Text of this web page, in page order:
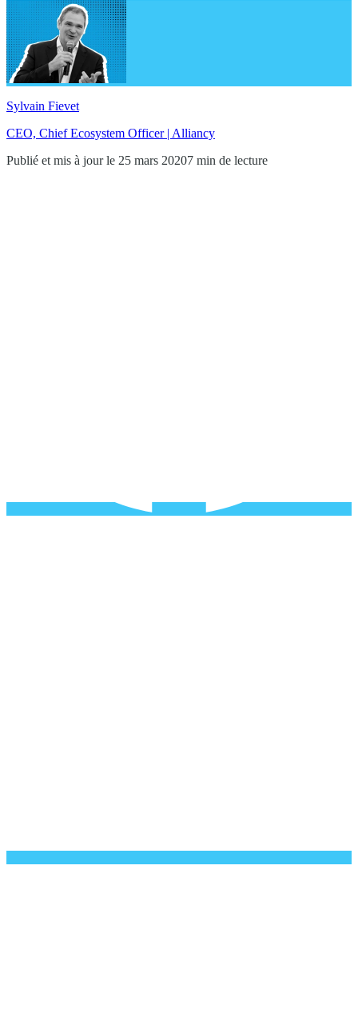
Sylvain Fievet
CEO, Chief Ecosystem Officer | Alliancy
Publié et mis à jour le 25 mars 20207 min de lecture